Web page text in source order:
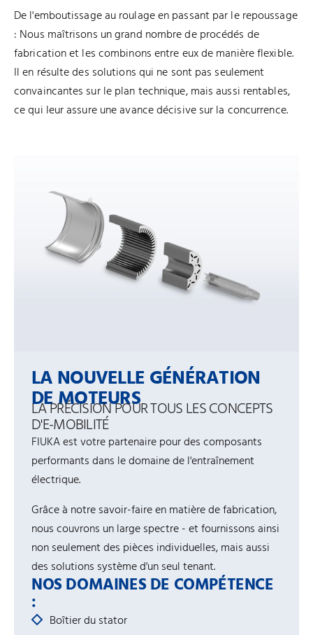
De l'emboutissage au roulage en passant par le repoussage
: Nous maîtrisons un grand nombre de procédés de
fabrication et les combinons entre eux de manière flexible.
Il en résulte des solutions qui ne sont pas seulement
convaincantes sur le plan technique, mais aussi rentables,
ce qui leur assure une avance décisive sur la concurrence.
LA NOUVELLE GÉNÉRATION
DE MOTEURS
LA PRÉCISION POUR TOUS LES CONCEPTS
D'E-MOBILITÉ
FIUKA est votre partenaire pour des composants
performants dans le domaine de l'entraînement
électrique.
Grâce à notre savoir-faire en matière de fabrication,
nous couvrons un large spectre - et fournissons ainsi
non seulement des pièces individuelles, mais aussi
des solutions système d'un seul tenant.
NOS DOMAINES DE COMPÉTENCE
:
Boîtier du stator